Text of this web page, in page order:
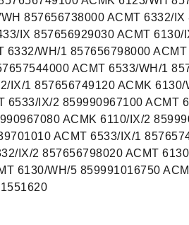
857656738000 ACMT 6332/
IX 857656929030 ACMT 6130/
WH/1 857656798000 ACMT
ACMT 6533/WH/1
IX/1 857656749120 ACMK
6533/IX/2 859990967100 ACMT
ACMK 6110/IX/2
ACMT 6533/IX/1
IX/2 857656798020 ACMT
6130/WH/5 859991016750